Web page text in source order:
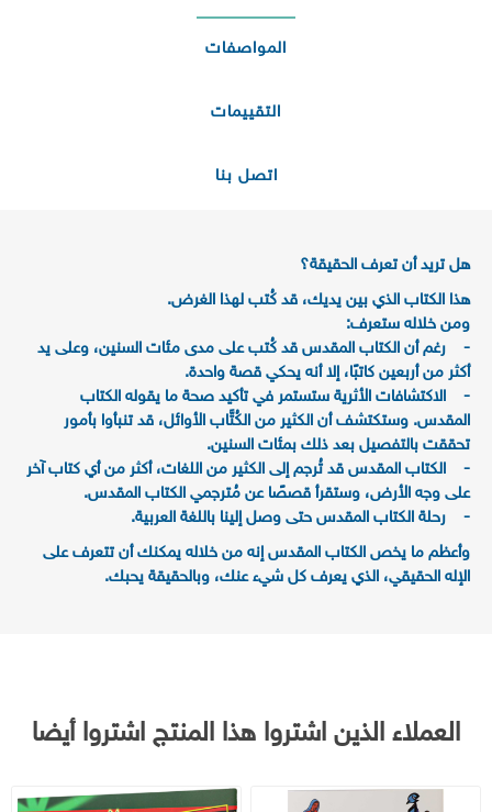
المواصفات
التقييمات
اتصل بنا
هل تريد أن تعرف الحقيقة؟
هذا الكتاب الذي بين يديك، قد كُتب لهذا الغرض.
ومن خلاله ستعرف:
- رغم أن الكتاب المقدس قد كُتب على مدى مئات السنين، وعلى يد
أكثر من أربعين كاتبًا، إلا أنه يحكي قصة واحدة.
- الاكتشافات الأثرية ستستمر في تأكيد صحة ما يقوله الكتاب
المقدس. وستكتشف أن الكثير من الكُتَّاب الأوائل، قد تنبأوا بأمور
تحققت بالتفصيل بعد ذلك بمئات السنين.
- الكتاب المقدس قد تُرجم إلى الكثير من اللغات، أكثر من أي كتاب آخر
على وجه الأرض، وستقرأ قصصًا عن مُترجمي الكتاب المقدس.
- رحلة الكتاب المقدس حتى وصل إلينا باللغة العربية.
وأعظم ما يخص الكتاب المقدس إنه من خلاله يمكنك أن تتعرف على
الإله الحقيقي، الذي يعرف كل شيء عنك، وبالحقيقة يحبك.
العملاء الذين اشتروا هذا المنتج اشتروا أيضا